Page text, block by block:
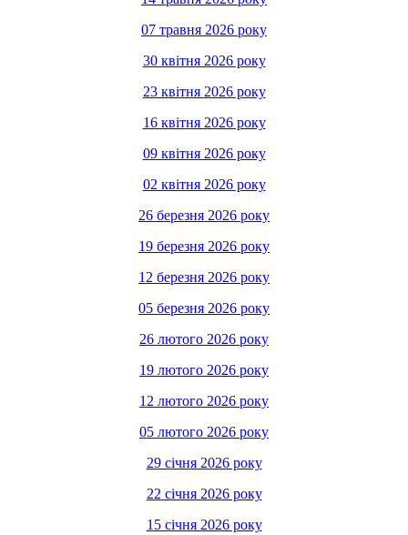
07 травня 2026 року
30 квітня 2026 року
23 квітня 2026 року
16 квітня 2026 року
09 квітня 2026 року
02 квітня 2026 року
26 березня 2026 року
19 березня 2026 року
12 березня 2026 року
05 березня 2026 року
26 лютого 2026 року
19 лютого 2026 року
12 лютого 2026 року
05 лютого 2026 року
29 січня 2026 року
22 січня 2026 року
15 січня 2026 року